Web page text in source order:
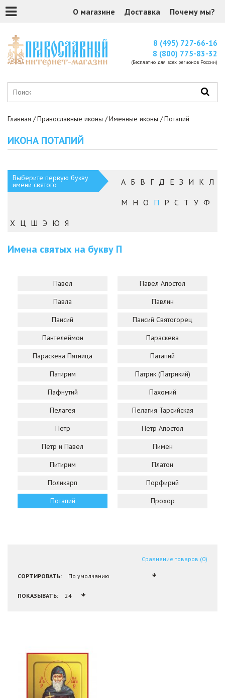
О магазине Доставка Почему мы?
8 (495) 727-66-16
8 (800) 775-83-32
(Бесплатно для всех регионов России)
Главная Православные иконы Именные иконы Потапий
ИКОНА ПОТАПИЙ
Выберите первую букву
имени святого А Б В Г Д Е З И К Л
М Н О П Р С Т У Ф
Х Ц Ш Э Ю Я
Имена святых на букву П
Павел
Павел Апостол
Павла
Павлин
Паисий
Паисий Святогорец
Пантелеймон
Параскева
Параскева Пятница
Патапий
Патирим
Патрик (Патрикий)
Пафнутий
Пахомий
Пелагея
Пелагия Тарсийская
Петр
Петр Апостол
Петр и Павел
Пимен
Питирим
Платон
Поликарп
Порфирий
Потапий
Прохор
Сравнение товаров (0)
СОРТИРОВАТЬ:
ПОКАЗЫВАТЬ: